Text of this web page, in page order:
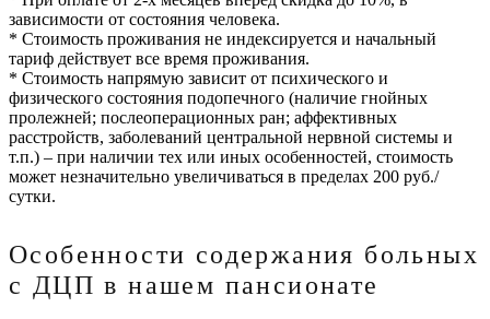
зависимости от состояния человека.
* Стоимость проживания не индексируется и начальный
тариф действует все время проживания.
* Стоимость напрямую зависит от психического и
физического состояния подопечного (наличие гнойных
пролежней; послеоперационных ран; аффективных
расстройств, заболеваний центральной нервной системы и
т.п.) – при наличии тех или иных особенностей, стоимость
может незначительно увеличиваться в пределах 200 руб./
сутки.
Особенности содержания больных
с ДЦП в нашем пансионате